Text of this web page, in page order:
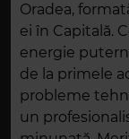
Oradea,
ei în Capitală.
energie
de la primele
probleme
un